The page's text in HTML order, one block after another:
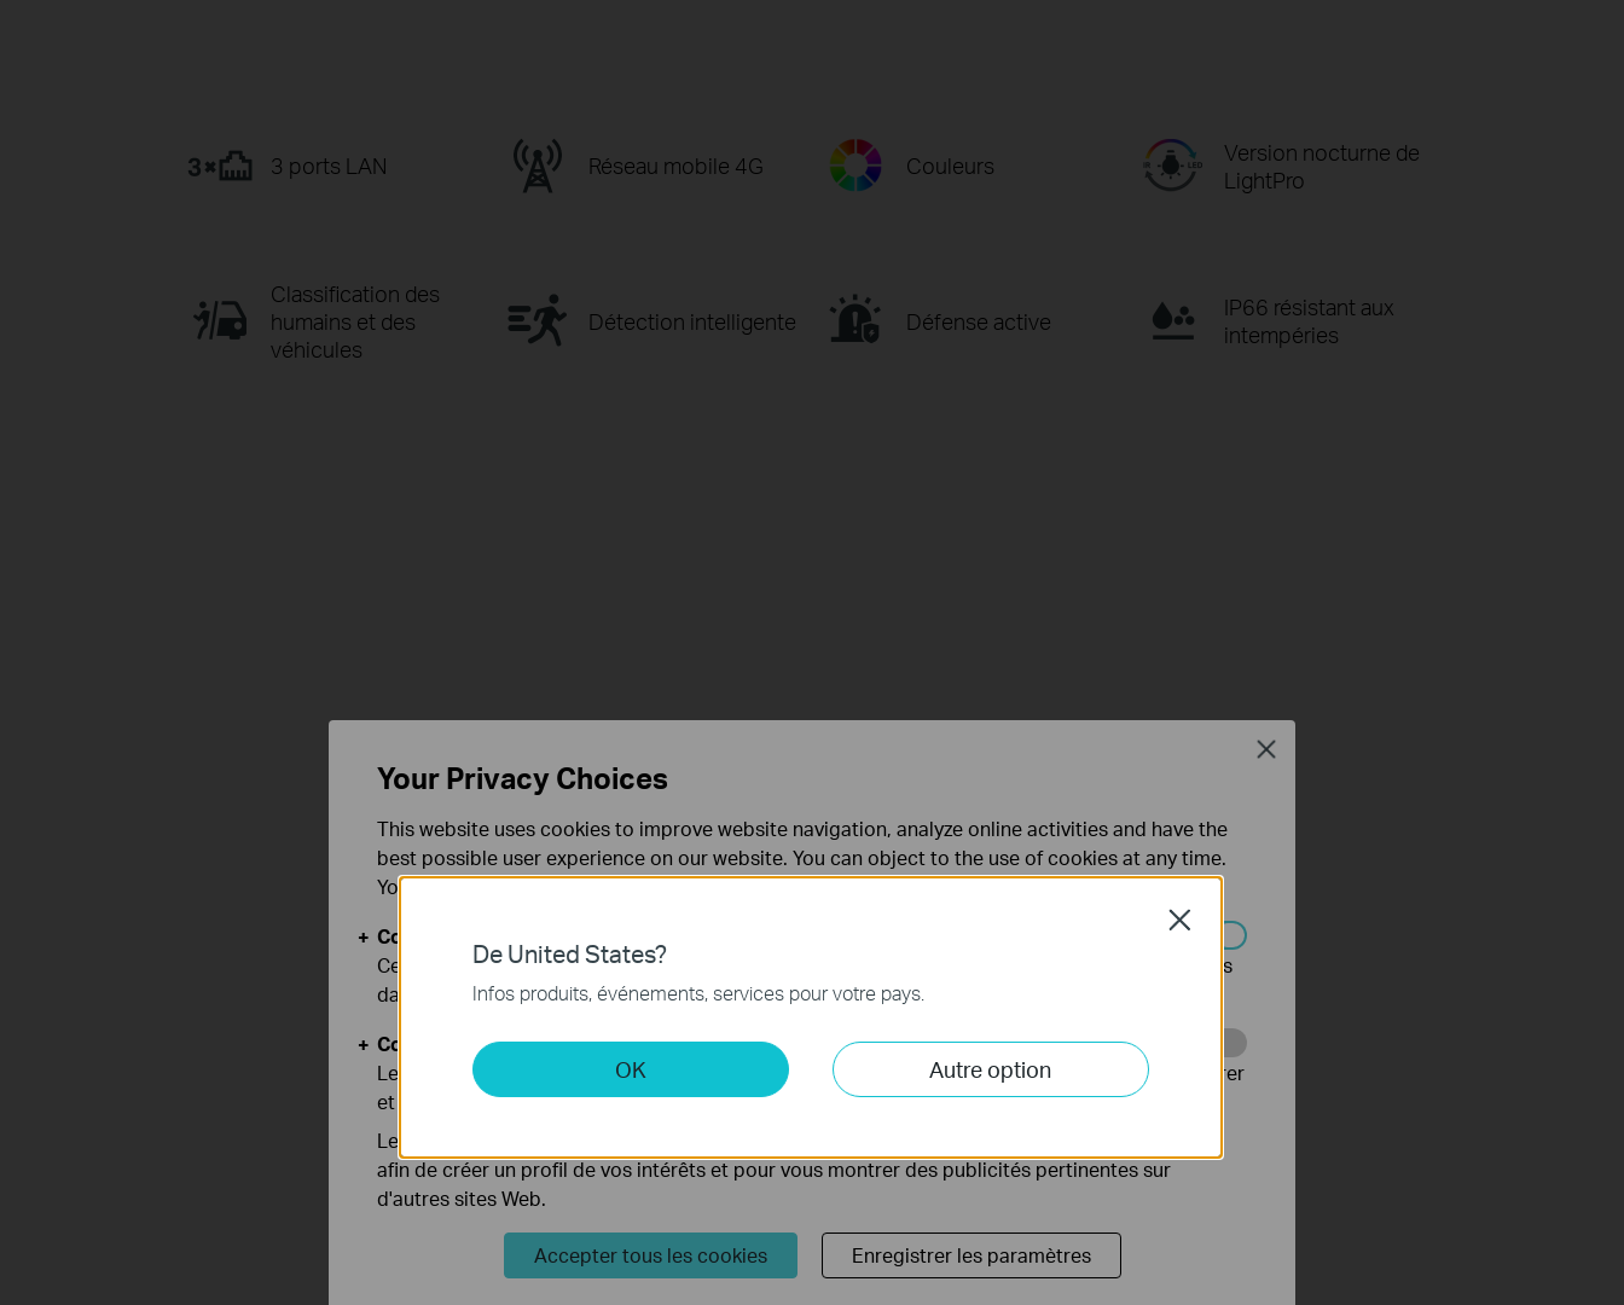
3 ports LAN Réseau mobile 4G Couleurs
Version nocturne de
LightPro
Classification des
humains et des
véhicules
Détection intelligente Défense active
IP66 résistant aux
intempéries
De United States?
Infos produits, événements, services pour votre pays.
OK Autre option
Close
Your Privacy Choices
This website uses cookies to improve website navigation, analyze online activities and have the
best possible user experience on our website. You can object to the use of cookies at any time.
You can find more information in ourprivacy policy.Don’t show again
Cookies basiques
Ces cookies sont nécessaires au fonctionnement du site Web et ne peuvent pas être désactivés
dans vos systèmes.
Cookies d'analyse et marketing
Les cookies d'analyse nous permettent d'analyser vos activités sur notre site Web pour améliorer
et ajuster les fonctionnalités de notre site Web.
Les cookies marketing peuvent être définis via notre site Web par nos partenaires publicitaires
afin de créer un profil de vos intérêts et pour vous montrer des publicités pertinentes sur
d'autres sites Web.
Accepter tous les cookies Enregistrer les paramètres
Close